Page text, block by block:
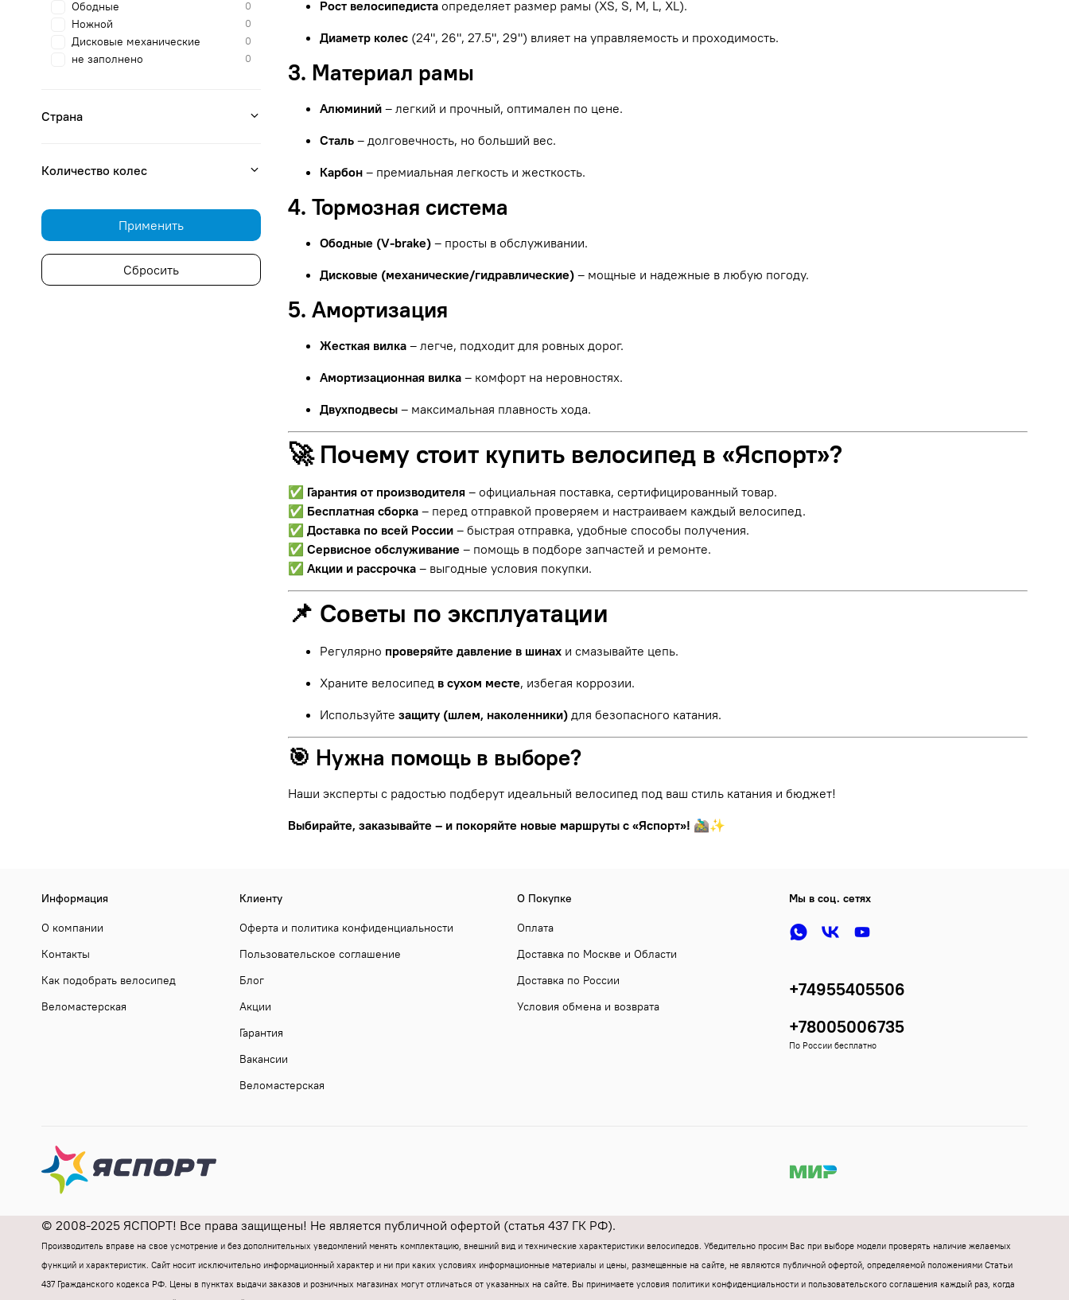
Рост велосипедиста определяет размер рамы (XS, S, M, L, XL).
Диаметр колес (24", 26", 27.5", 29") влияет на управляемость и проходимость.
3. Материал рамы
Алюминий – легкий и прочный, оптимален по цене.
Сталь – долговечность, но больший вес.
Карбон – премиальная легкость и жесткость.
4. Тормозная система
Ободные (V-brake) – просты в обслуживании.
Дисковые (механические/гидравлические) – мощные и надежные в любую погоду.
5. Амортизация
Жесткая вилка – легче, подходит для ровных дорог.
Амортизационная вилка – комфорт на неровностях.
Двухподвесы – максимальная плавность хода.
🚀 Почему стоит купить велосипед в «Яспорт»?
✅ Гарантия от производителя – официальная поставка, сертифицированный товар.
✅ Бесплатная сборка – перед отправкой проверяем и настраиваем каждый велосипед.
✅ Доставка по всей России – быстрая отправка, удобные способы получения.
✅ Сервисное обслуживание – помощь в подборе запчастей и ремонте.
✅ Акции и рассрочка – выгодные условия покупки.
📌 Советы по эксплуатации
Регулярно проверяйте давление в шинах и смазывайте цепь.
Храните велосипед в сухом месте, избегая коррозии.
Используйте защиту (шлем, наколенники) для безопасного катания.
🎯 Нужна помощь в выборе?
Наши эксперты с радостью подберут идеальный велосипед под ваш стиль катания и бюджет!
Выбирайте, заказывайте – и покоряйте новые маршруты с «Яспорт»! 🚵‍♂️✨
Ободные 0
Ножной 0
Дисковые механические 0
не заполнено 0
Страна
Количество колес
Применить
Сбросить
Информация
О компании
Контакты
Как подобрать велосипед
Веломастерская
Клиенту
Оферта и политика конфиденциальности
Пользовательское соглашение
Блог
Акции
Гарантия
Вакансии
Веломастерская
О Покупке
Оплата
Доставка по Москве и Области
Доставка по России
Условия обмена и возврата
Мы в соц. сетях
+74955405506
+78005006735
По России бесплатно
© 2008-2025 ЯСПОРТ! Все права защищены! Не является публичной офертой (статья 437 ГК РФ).
Производитель вправе на свое усмотрение и без дополнительных уведомлений менять комплектацию, внешний вид и технические характеристики велосипедов. Убедительно просим Вас при выборе модели проверять наличие желаемых
функций и характеристик. Cайт носит исключительно информационный характер и ни при каких условиях информационные материалы и цены, размещенные на сайте, не являются публичной офертой, определяемой положениями Статьи
437 Гражданского кодекса РФ. Цены в пунктах выдачи заказов и розничных магазинах могут отличаться от указанных на сайте. Вы принимаете условия политики конфиденциальности и пользовательского соглашения каждый раз, когда